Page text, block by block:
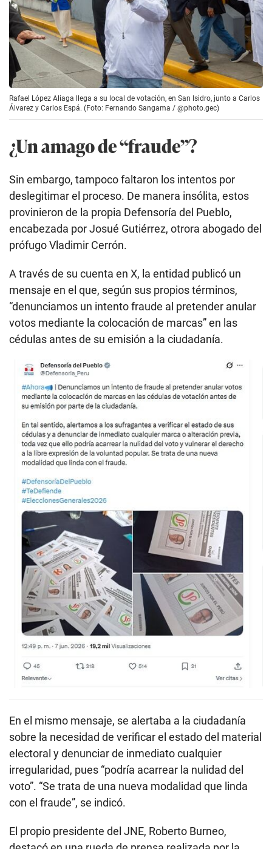
Rafael López Aliaga llega a su local de votación, en San Isidro, junto a Carlos
Álvarez y Carlos Espá. (Foto: Fernando Sangama / @photo.gec)
¿Un amago de “fraude”?
Sin embargo, tampoco faltaron los intentos por
deslegitimar el proceso. De manera insólita, estos
provinieron de la propia Defensoría del Pueblo,
encabezada por Josué Gutiérrez, otrora abogado del
prófugo Vladimir Cerrón.
A través de su cuenta en X, la entidad publicó un
mensaje en el que, según sus propios términos,
“denunciamos un intento fraude al pretender anular
votos mediante la colocación de marcas” en las
cédulas antes de su emisión a la ciudadanía.
En el mismo mensaje, se alertaba a la ciudadanía
sobre la necesidad de verificar el estado del material
electoral y denunciar de inmediato cualquier
irregularidad, pues “podría acarrear la nulidad del
voto”. “Se trata de una nueva modalidad que linda
con el fraude”, se indicó.
El propio presidente del JNE, Roberto Burneo,